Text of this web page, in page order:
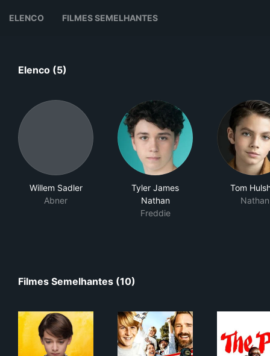
ELENCO FILMES SEMELHANTES
Elenco (5)
Willem Sadler
Abner
Tyler James
Nathan
Freddie
Tom
Nathan
Filmes Semelhantes (10)